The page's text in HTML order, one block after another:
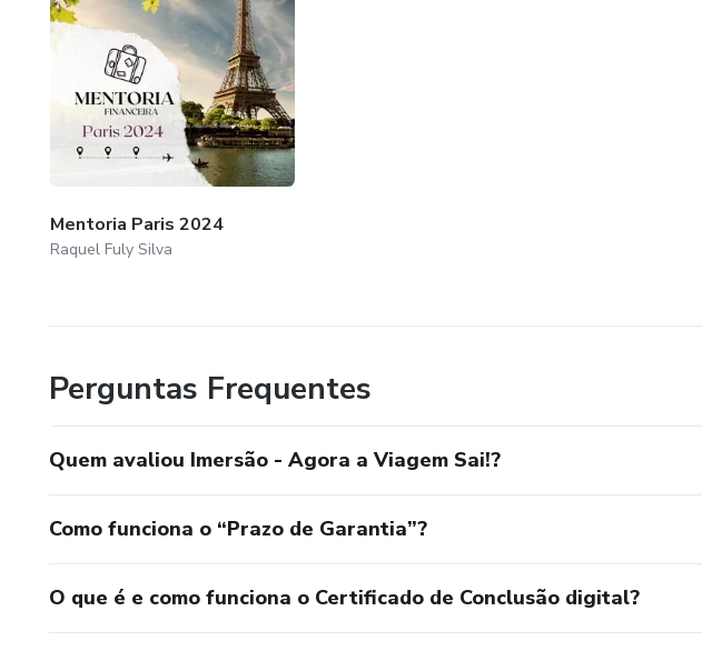
Mentoria Paris 2024
Raquel Fuly Silva
Perguntas Frequentes
Quem avaliou Imersão - Agora a Viagem Sai!?
Como funciona o “Prazo de Garantia”?
O que é e como funciona o Certificado de Conclusão digital?